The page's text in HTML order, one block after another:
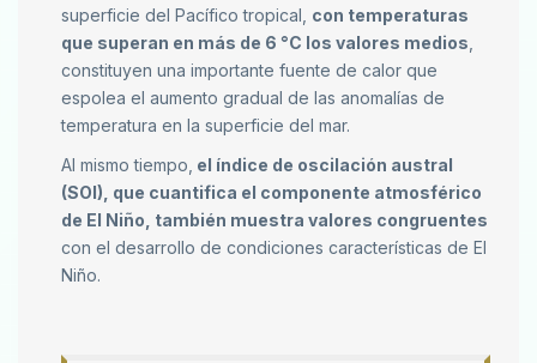
superficie del Pacífico tropical, con temperaturas
que superan en más de 6 °C los valores medios
constituyen una importante fuente de calor que
espolea el aumento gradual de las anomalías de
temperatura en la superficie del mar.
Al mismo tiempo, el índice de oscilación austral
(SOI), que cuantifica el componente atmosférico
de El Niño, también muestra valores congruentes
con el desarrollo de condiciones características de El
Niño.